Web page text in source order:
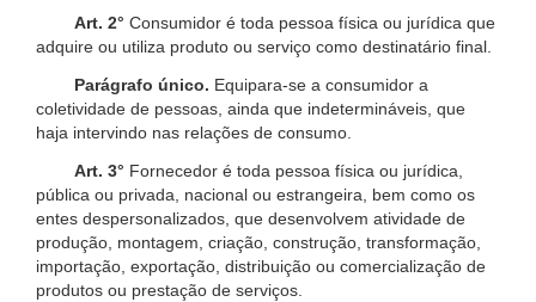
Art. 2° Consumidor é toda pessoa física ou jurídica que
adquire ou utiliza produto ou serviço como destinatário final.
Parágrafo único. Equipara-se a consumidor a
coletividade de pessoas, ainda que indetermináveis, que
haja intervindo nas relações de consumo.
Art. 3° Fornecedor é toda pessoa física ou jurídica,
pública ou privada, nacional ou estrangeira, bem como os
entes despersonalizados, que desenvolvem atividade de
produção, montagem, criação, construção, transformação,
importação, exportação, distribuição ou comercialização de
produtos ou prestação de serviços.